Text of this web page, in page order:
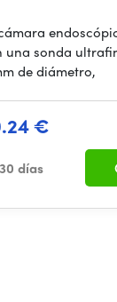
una sonda
de diámetro,
€
días